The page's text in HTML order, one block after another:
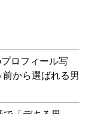
ロフィール写
から選ばれる男